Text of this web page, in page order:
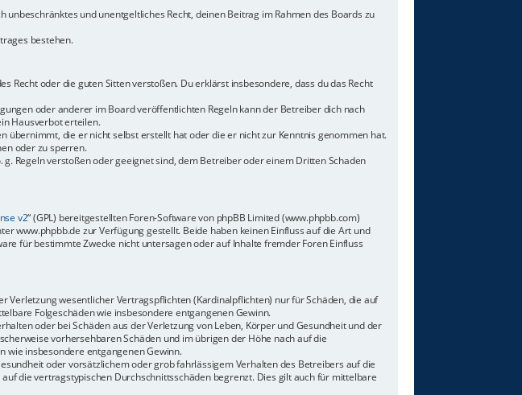
und unentgeltliches Recht, deinen Beitrag im Rahmen des Boards zu
bestehen.
Recht oder die guten Sitten verstoßen. Du erklärst insbesondere, dass du das Recht
oder anderer im Board veröffentlichten Regeln kann der Betreiber dich nach
Hausverbot erteilen.
die er nicht selbst erstellt hat oder die er nicht zur Kenntnis genommen hat.
oder zu sperren.
Regeln verstoßen oder geeignet sind, dem Betreiber oder einem Dritten Schaden
v2“ (GPL) bereitgestellten Foren-Software von phpBB Limited (www.phpbb.com)
www.phpbb.de zur Verfügung gestellt. Beide haben keinen Einfluss auf die Art und
für bestimmte Zwecke nicht untersagen oder auf Inhalte fremder Foren Einfluss
wesentlicher Vertragspflichten (Kardinalpflichten) nur für Schäden, die auf
Folgeschäden wie insbesondere entgangenen Gewinn.
oder bei Schäden aus der Verletzung von Leben, Körper und Gesundheit und der
vorhersehbaren Schäden und im übrigen der Höhe nach auf die
wie insbesondere entgangenen Gewinn.
oder vorsätzlichem oder grob fahrlässigem Verhalten des Betreibers auf die
die vertragstypischen Durchschnittsschäden begrenzt. Dies gilt auch für mittelbare